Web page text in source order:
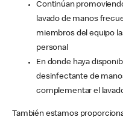
Continúan
lavado de manos
miembros del equipo
personal
En donde haya
desinfectante de
complementar el
También estamos